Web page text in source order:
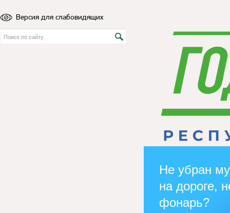
Версия для слабовидящих
Не убран
на дороге,
фонарь?